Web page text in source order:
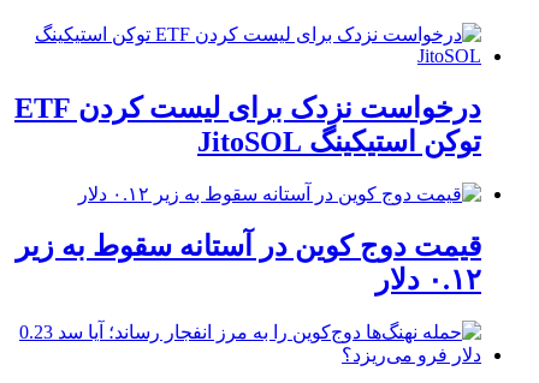
درخواست نزدک برای لیست کردن ETF
توکن استیکینگ JitoSOL
قیمت دوج کوین در آستانه سقوط به زیر
۰.۱۲ دلار